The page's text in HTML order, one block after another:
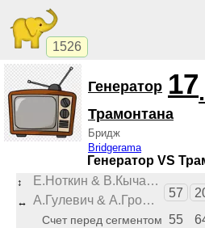
1526
Генератор 17
Трамонтана
Бридж
Bridgerama
Генератор VS
↕︎
Е.Ноткин & В.Кычанов
57
↔︎ А.Гулевич & А.Громов
Счет перед сегментом 55